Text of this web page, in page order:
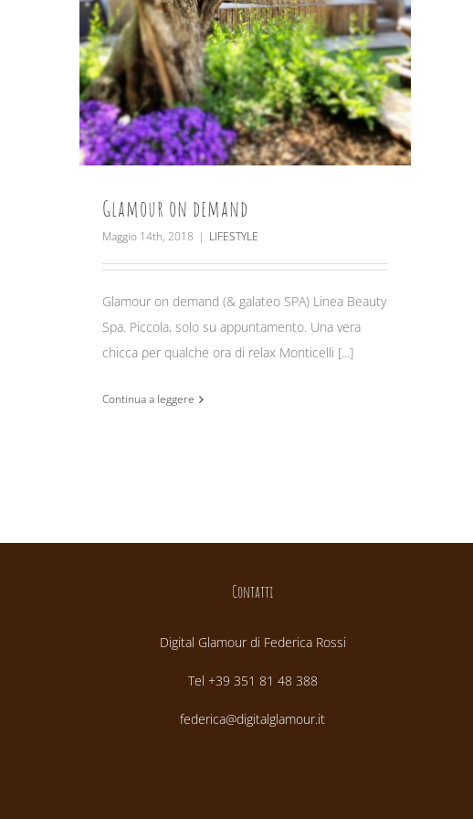
Glamour on demand
Maggio 14th, 2018 | LIFESTYLE
Glamour on demand (& galateo SPA) Linea Beauty
Spa. Piccola, solo su appuntamento. Una vera
chicca per qualche ora di relax Monticelli [...]
Continua a leggere
Contatti
Digital Glamour di Federica Rossi
Tel +39 351 81 48 388
federica@digitalglamour.it